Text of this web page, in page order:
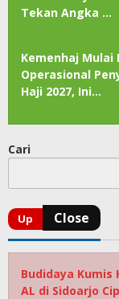
Tekan Angka …
Kemenhaj Mulai
Operasional
Haji 2027, Ini…
Cari
Budidaya Kumis
AL di Sidoarjo